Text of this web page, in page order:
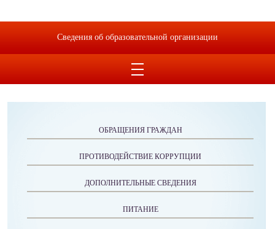
http://ege.midural.ru/uchastnikam/konfliktnaja-komissija.html
ОБРАЩЕНИЯ ГРАЖДАН
ПРОТИВОДЕЙСТВИЕ КОРРУПЦИИ
ДОПОЛНИТЕЛЬНЫЕ СВЕДЕНИЯ
ПИТАНИЕ
Сведения об образовательной организации